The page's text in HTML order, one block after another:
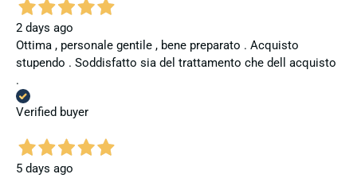
2 days ago
Ottima , personale gentile , bene preparato . Acquisto
stupendo . Soddisfatto sia del trattamento che dell acquisto
.
Verified buyer
5 days ago